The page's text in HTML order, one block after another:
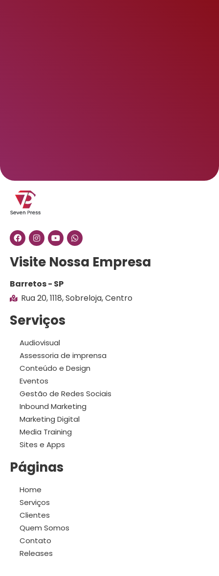
Visite Nossa Empresa
Barretos - SP
Rua 20, 1118, Sobreloja, Centro
Serviços
Audiovisual
Assessoria de imprensa
Conteúdo e Design
Eventos
Gestão de Redes Sociais
Inbound Marketing
Marketing Digital
Media Training
Sites e Apps
Páginas
Home
Serviços
Clientes
Quem Somos
Contato
Releases